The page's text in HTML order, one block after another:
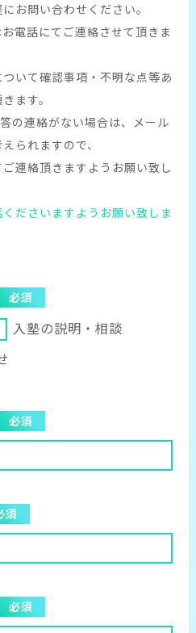
お問い合わせください。
電話にてご連絡させて頂きま
いて確認事項・不明な点等あ
ます。
の連絡がない場合は、メール
られますので、
連絡頂きますようお願い致し
ださいますようお願い致しま
必須
入塾の説明・相談
必須
須
必須